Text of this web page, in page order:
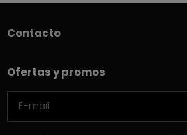
Contacto
Ofertas y promos